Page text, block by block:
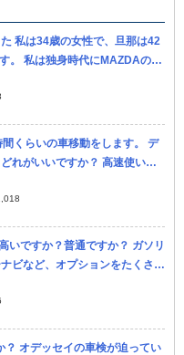
私は34歳の女性で、旦那は42
。 私は独身時代にMAZDAのM
しか経っていません。 私
くらいの車移動をします。 デ
れがいいですか？ 高速使いま
いですか？普通ですか？ ガソリ
ビなど、オプションをたくさん
みの値段です。
オデッセイの車検が迫ってい